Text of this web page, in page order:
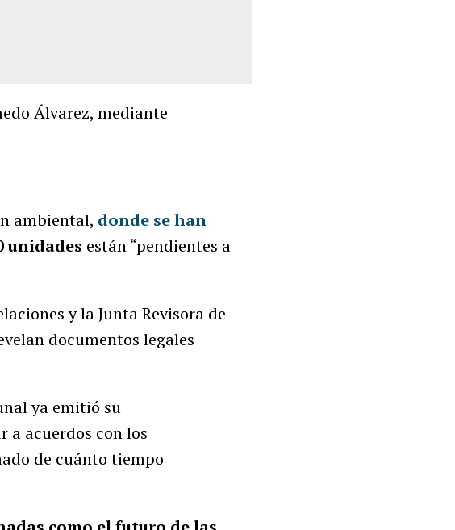
Álvarez, mediante
ambiental, donde se han
unidades están “pendientes a
y la Junta Revisora de
documentos legales
ya emitió su
a acuerdos con los
de cuánto tiempo